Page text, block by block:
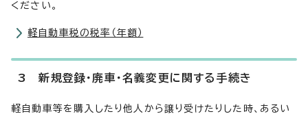
ください。
軽自動車税の税率（年額）
3 新規登録・廃車・名義変更に関する手続き
軽自動車等を購入したり他人から譲り受けたりした時、あるい